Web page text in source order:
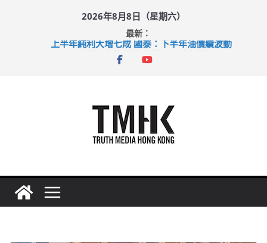
2026年8月8日（星期六）
最新：
上半年純利大增七成 國泰：下半年油價續波動
拜仁熱身賽挫維拉 啟德主場館奪錦標